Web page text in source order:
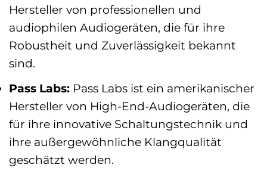
Hersteller von professionellen und
audiophilen Audiogeräten, die für ihre
Robustheit und Zuverlässigkeit bekannt
sind.
Pass Labs: Pass Labs ist ein amerikanischer
Hersteller von High-End-Audiogeräten, die
für ihre innovative Schaltungstechnik und
ihre außergewöhnliche Klangqualität
geschätzt werden.